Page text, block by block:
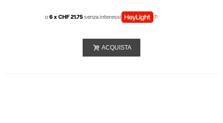
o6 x CHF 21.75senza interessi
ACQUISTA